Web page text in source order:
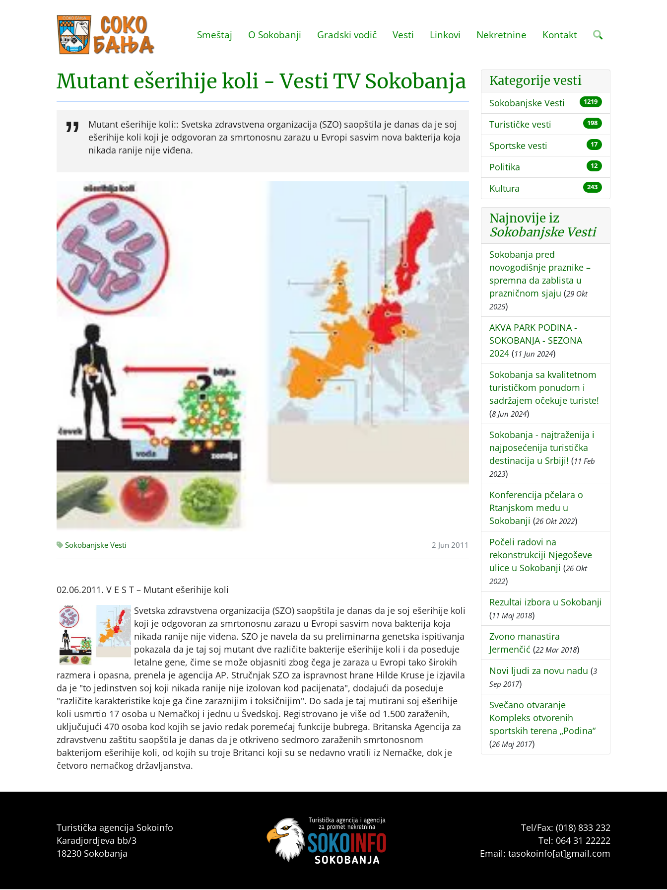
Smeštaj O Sokobanji Gradski vodič Vesti Linkovi Nekretnine Kontakt
Mutant ešerihije koli - Vesti TV Sokobanja
Mutant ešerihije koli:: Svetska zdravstvena organizacija (SZO) saopštila je danas da je soj
ešerihije koli koji je odgovoran za smrtonosnu zarazu u Evropi sasvim nova bakterija koja
nikada ranije nije viđena.
Sokobanjske Vesti 2 Jun 2011
02.06.2011. V E S T – Mutant ešerihije koli
Svetska zdravstvena organizacija (SZO) saopštila je danas da je soj ešerihije koli
koji je odgovoran za smrtonosnu zarazu u Evropi sasvim nova bakterija koja
nikada ranije nije viđena. SZO je navela da su preliminarna genetska ispitivanja
pokazala da je taj soj mutant dve različite bakterije ešerihije koli i da poseduje
letalne gene, čime se može objasniti zbog čega je zaraza u Evropi tako širokih
razmera i opasna, prenela je agencija AP. Stručnjak SZO za ispravnost hrane Hilde Kruse je izjavila
da je "to jedinstven soj koji nikada ranije nije izolovan kod pacijenata", dodajući da poseduje
"različite karakteristike koje ga čine zaraznijim i toksičnijim". Do sada je taj mutirani soj ešerihije
koli usmrtio 17 osoba u Nemačkoj i jednu u Švedskoj. Registrovano je više od 1.500 zaraženih,
uključujući 470 osoba kod kojih se javio redak poremećaj funkcije bubrega. Britanska Agencija za
zdravstvenu zaštitu saopštila je danas da je otkriveno sedmoro zaraženih smrtonosnom
bakterijom ešerihije koli, od kojih su troje Britanci koji su se nedavno vratili iz Nemačke, dok je
četvoro nemačkog državljanstva.
Kategorije vesti
Sokobanjske Vesti 1219
Turističke vesti 198
Sportske vesti 17
Politika 12
Kultura 243
Najnovije iz
Sokobanjske Vesti
Sokobanja pred
novogodišnje praznike –
spremna da zablista u
prazničnom sjaju (29 Okt
2025)
AKVA PARK PODINA -
SOKOBANJA - SEZONA
2024 (11 Jun 2024)
Sokobanja sa kvalitetnom
turističkom ponudom i
sadržajem očekuje turiste!
(8 Jun 2024)
Sokobanja - najtraženija i
najposećenija turistička
destinacija u Srbiji! (11 Feb
2023)
Konferencija pčelara o
Rtanjskom medu u
Sokobanji (26 Okt 2022)
Počeli radovi na
rekonstrukciji Njegoševe
ulice u Sokobanji (26 Okt
2022)
Rezultai izbora u Sokobanji
(11 Maj 2018)
Zvono manastira
Jermenčić (22 Mar 2018)
Novi ljudi za novu nadu (3
Sep 2017)
Svečano otvaranje
Kompleks otvorenih
sportskih terena „Podina“
(26 Maj 2017)
Turistička agencija Sokoinfo
Karadjordjeva bb/3
18230 Sokobanja
Tel/Fax: (018) 833 232
Tel: 064 31 22222
Email: tasokoinfo[at]gmail.com